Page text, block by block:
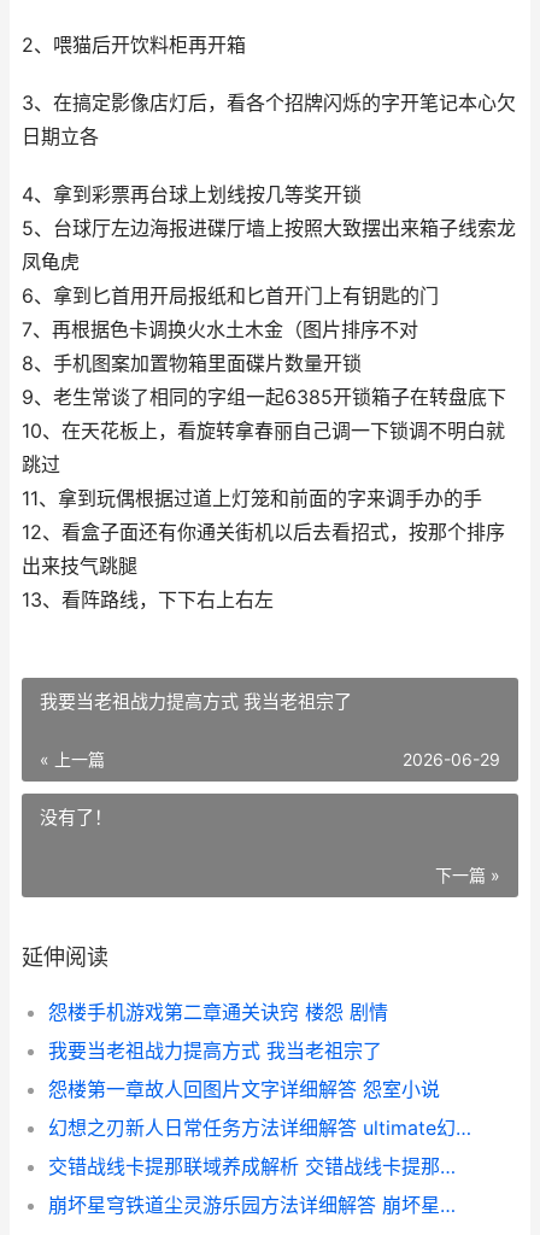
2、喂猫后开饮料柜再开箱
3、在搞定影像店灯后，看各个招牌闪烁的字开笔记本心欠
日期立各
4、拿到彩票再台球上划线按几等奖开锁
5、台球厅左边海报进碟厅墙上按照大致摆出来箱子线索龙
凤龟虎
6、拿到匕首用开局报纸和匕首开门上有钥匙的门
7、再根据色卡调换火水土木金（图片排序不对
8、手机图案加置物箱里面碟片数量开锁
9、老生常谈了相同的字组一起6385开锁箱子在转盘底下
10、在天花板上，看旋转拿春丽自己调一下锁调不明白就
跳过
11、拿到玩偶根据过道上灯笼和前面的字来调手办的手
12、看盒子面还有你通关街机以后去看招式，按那个排序
出来技气跳腿
13、看阵路线，下下右上右左
我要当老祖战力提高方式 我当老祖宗了
« 上一篇 2026-06-29
没有了！
下一篇 »
延伸阅读
怨楼手机游戏第二章通关诀窍 楼怨 剧情
我要当老祖战力提高方式 我当老祖宗了
怨楼第一章故人回图片文字详细解答 怨室小说
幻想之刃新人日常任务方法详细解答 ultimate幻想之刃
交错战线卡提那联域养成解析 交错战线卡提那值得培养吗
崩坏星穹铁道尘灵游乐园方法详细解答 崩坏星穹铁道尘世百态